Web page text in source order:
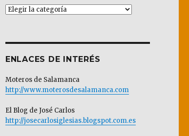
Artículos
ENLACES DE INTERÉS
Moteros de Salamanca
http://www.moterosdesalamanca.com
El Blog de José Carlos
http://josecarlosiglesias.blogspot.com.es